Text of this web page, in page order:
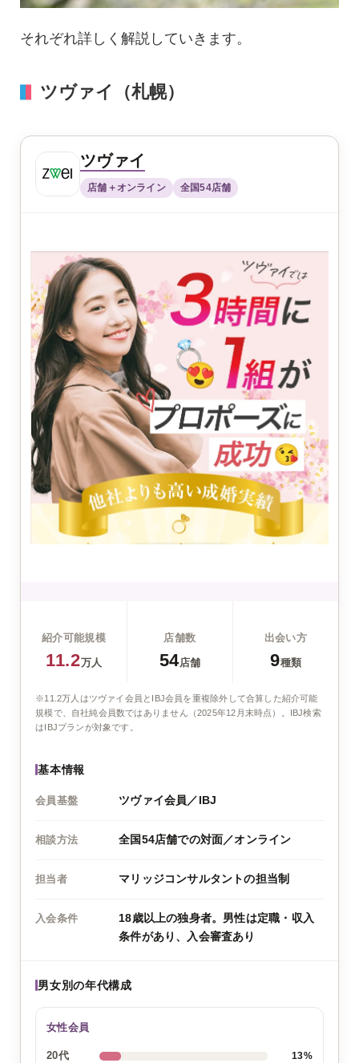
それぞれ詳しく解説していきます。
ツヴァイ（札幌）
ツヴァイ
店舗＋オンライン 全国54店舗
紹介可能規模
11.2万人
店舗数
54店舗
出会い方
9種類
※11.2万人はツヴァイ会員とIBJ会員を重複除外して合算した紹介可能
規模で、自社純会員数ではありません（2025年12月末時点）。IBJ検索
はIBJプランが対象です。
基本情報
会員基盤 ツヴァイ会員／IBJ
相談方法 全国54店舗での対面／オンライン
担当者 マリッジコンサルタントの担当制
入会条件
18歳以上の独身者。男性は定職・収入
条件があり、入会審査あり
男女別の年代構成
女性会員
20代 13%